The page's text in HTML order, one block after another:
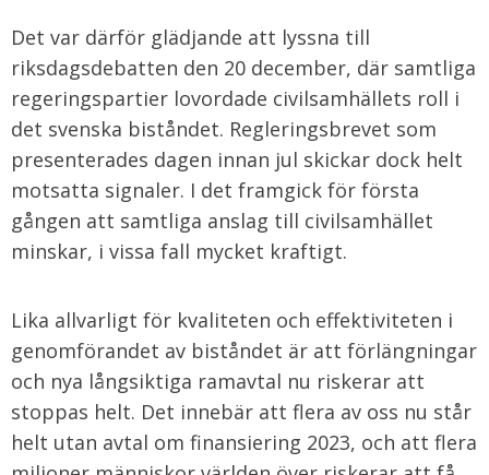
Det var därför glädjande att lyssna till
riksdagsdebatten den 20 december, där samtliga
regeringspartier lovordade civilsamhällets roll i
det svenska biståndet. Regleringsbrevet som
presenterades dagen innan jul skickar dock helt
motsatta signaler. I det framgick för första
gången att samtliga anslag till civilsamhället
minskar, i vissa fall mycket kraftigt.
Lika allvarligt för kvaliteten och effektiviteten i
genomförandet av biståndet är att förlängningar
och nya långsiktiga ramavtal nu riskerar att
stoppas helt. Det innebär att flera av oss nu står
helt utan avtal om finansiering 2023, och att flera